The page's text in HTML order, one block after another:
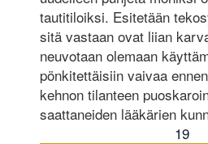
tautitiloiksi. Esitetään
sitä vastaan ovat liian
neuvotaan olemaan
pönkitettäisiin vaivaa
kehnon tilanteen
saattaneiden lääkärien
19